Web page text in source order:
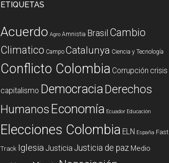
ETIQUETAS
Acuerdo Agro Amnistia Brasil Cambio
Climatico Campo Catalunya Ciencia y Tecnología
Conflicto Colombia Corrupción crisis
capitalismo DemocraciaDerechos
Humanos Economía Ecuador Educación
Elecciones Colombia ELN España Fast
Track Iglesia Justicia Justicia de paz Medio